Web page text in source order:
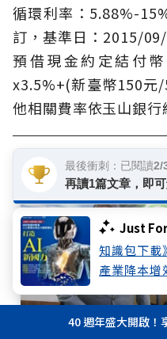
Just
知識包下載
產業降本增
循環利率：5.88%-
訂，基準日：2015/
預借現金約定結付
x3.5%+(新臺幣150元
他相關費率依玉山銀行
相關文章
40 週年盛大開啟！
最後衝刺：已閱讀2/
再讀1篇文章，即可